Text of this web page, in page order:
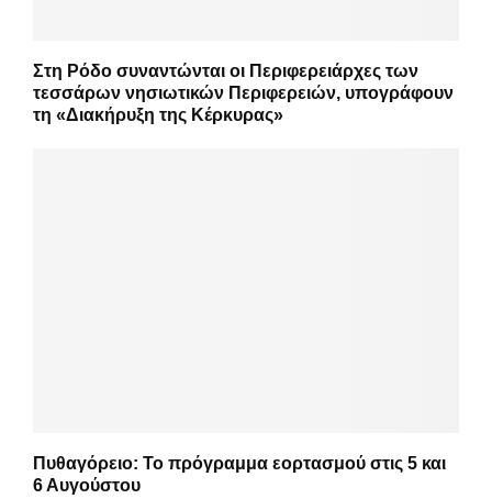
Στη Ρόδο συναντώνται οι Περιφερειάρχες των
τεσσάρων νησιωτικών Περιφερειών, υπογράφουν
τη «Διακήρυξη της Κέρκυρας»
Πυθαγόρειο: Το πρόγραμμα εορτασμού στις 5 και
6 Αυγούστου